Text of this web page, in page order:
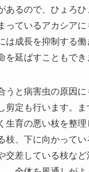
あるので、ひょろ
っているアカシアに
は成長を抑制する
を延ばすこともでき
うと病害虫の原因
剪定も行います。
生育の悪い枝を整理
枝、下に向かって
交差している枝な